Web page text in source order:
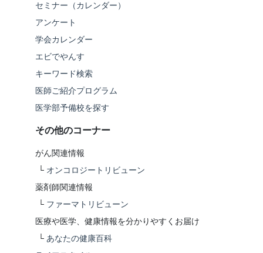
セミナー（カレンダー）
アンケート
学会カレンダー
エビでやんす
キーワード検索
医師ご紹介プログラム
医学部予備校を探す
その他のコーナー
がん関連情報
└ オンコロジートリビューン
薬剤師関連情報
└ ファーマトリビューン
医療や医学、健康情報を分かりやすくお届け
└ あなたの健康百科